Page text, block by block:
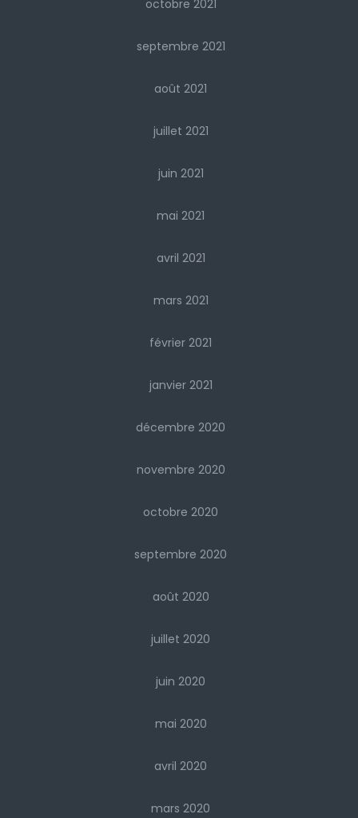
octobre 2021
septembre 2021
août 2021
juillet 2021
juin 2021
mai 2021
avril 2021
mars 2021
février 2021
janvier 2021
décembre 2020
novembre 2020
octobre 2020
septembre 2020
août 2020
juillet 2020
juin 2020
mai 2020
avril 2020
mars 2020